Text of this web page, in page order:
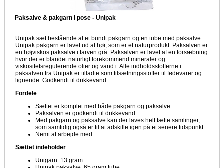
Paksalve & pakgarn i pose - Unipak
Unipak sæt bestående af et bundt pakgarn og en tube med paksalve.
Unipak pakgarn er lavet ud af hør, som er et naturprodukt. Paksalven er
en højviskos paksalve i farven grå. Paksalven er lavet af en forsæbning
hvor der er blandet naturligt forekommend mineraler og
viskositetsregulerende olier og vand i. Alle indholdsstofferne i
paksalven fra Unipak er tilladte som tilsætningsstoffer til fødevarer og
lignende. Godkendt til drikkevand.
Fordele
Sættet er komplet med både pakgarn og paksalve
Paksalven er godkendt til drikkevand
Med pakgarn og paksalve kan der laves helt tætte samlinger,
som samtidig også er til at adskille igen på et senere tidspunkt
Nemt at arbejde med
Sættet indeholder
Unigarn: 13 gram